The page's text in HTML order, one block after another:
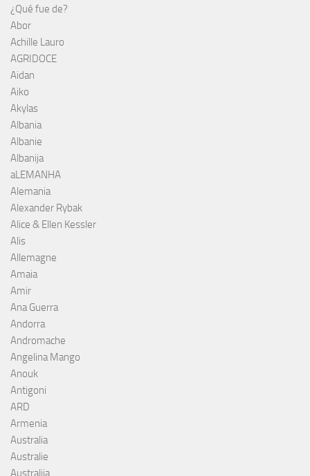
¿Qué fue de?
Abor
Achille Lauro
AGRIDOCE
Aidan
Aiko
Akylas
Albania
Albanie
Albanija
aLEMANHA
Alemania
Alexander Rybak
Alice & Ellen Kessler
Alis
Allemagne
Amaia
Amir
Ana Guerra
Andorra
Andromache
Angelina Mango
Anouk
Antigoni
ARD
Armenia
Australia
Australie
Australija